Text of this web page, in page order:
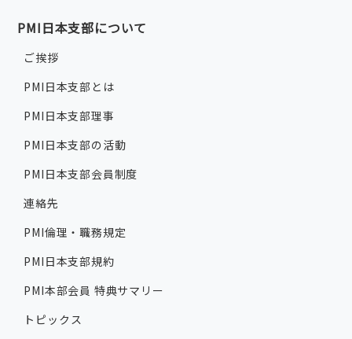
PMI日本支部について
ご挨拶
PMI日本支部とは
PMI日本支部理事
PMI日本支部の活動
PMI日本支部会員制度
連絡先
PMI倫理・職務規定
PMI日本支部規約
PMI本部会員 特典サマリー
トピックス